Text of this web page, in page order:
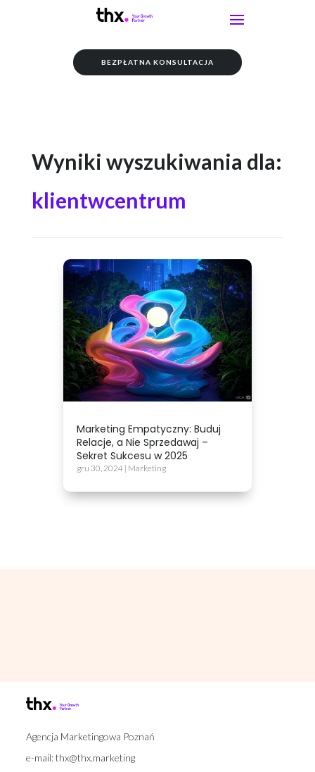
BEZPŁATNA KONSULTACJA
Wyniki wyszukiwania dla:
klientwcentrum
Marketing Empatyczny: Buduj
Relacje, a Nie Sprzedawaj –
Sekret Sukcesu w 2025
gru 30, 2024 | Marketing
Agencja Marketingowa Poznań
e-mail:thx@thx.marketing